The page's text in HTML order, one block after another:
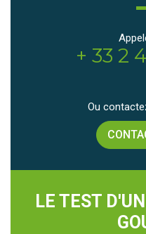
+ 33 2
Ou
LE TEST